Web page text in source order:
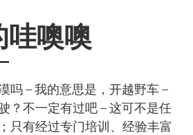
哇噢噢
吗 – 我的意思是，开越野车 –
？不一定有过吧 – 这可不是任
只有经过专门培训、经验丰富